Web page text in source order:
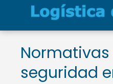
Normativas
seguridad